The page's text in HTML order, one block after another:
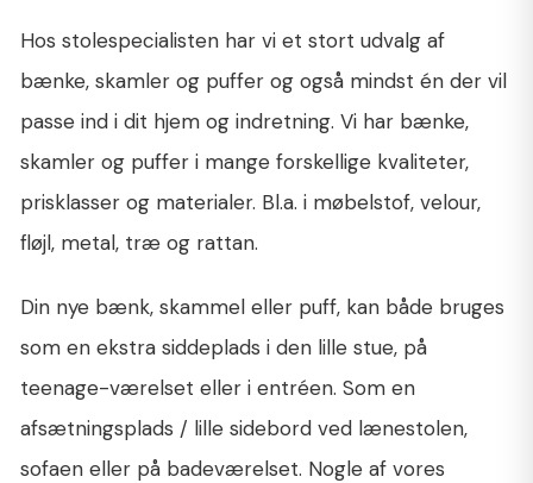
Hos stolespecialisten har vi et stort udvalg af
bænke, skamler og puffer og også mindst én der vil
passe ind i dit hjem og indretning. Vi har bænke,
skamler og puffer i mange forskellige kvaliteter,
prisklasser og materialer. Bl.a. i møbelstof, velour,
fløjl, metal, træ og rattan.
Din nye bænk, skammel eller puff, kan både bruges
som en ekstra siddeplads i den lille stue, på
teenage-værelset eller i entréen. Som en
afsætningsplads / lille sidebord ved lænestolen,
sofaen eller på badeværelset. Nogle af vores